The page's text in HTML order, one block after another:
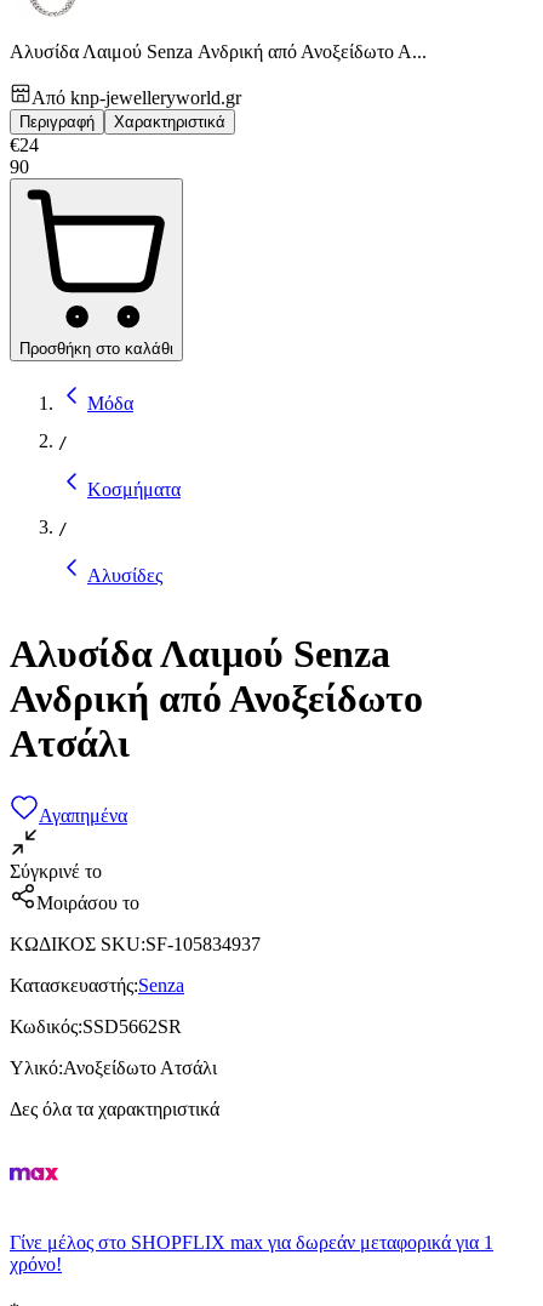
Αλυσίδα Λαιμού Senza Ανδρική από Ανοξείδωτο Α...
Από knp-jewelleryworld.gr
Περιγραφή Χαρακτηριστικά
€24
90
Προσθήκη στο καλάθι
Μόδα
/
Κοσμήματα
/
Αλυσίδες
Αλυσίδα Λαιμού Senza
Ανδρική από Ανοξείδωτο
Ατσάλι
Αγαπημένα
Σύγκρινέ το
Μοιράσου το
ΚΩΔΙΚΟΣ SKU:SF-105834937
Κατασκευαστής:Senza
Κωδικός:SSD5662SR
Υλικό:Ανοξείδωτο Ατσάλι
Δες όλα τα χαρακτηριστικά
Γίνε μέλος στο SHOPFLIX max για δωρεάν μεταφορικά για 1
χρόνο!